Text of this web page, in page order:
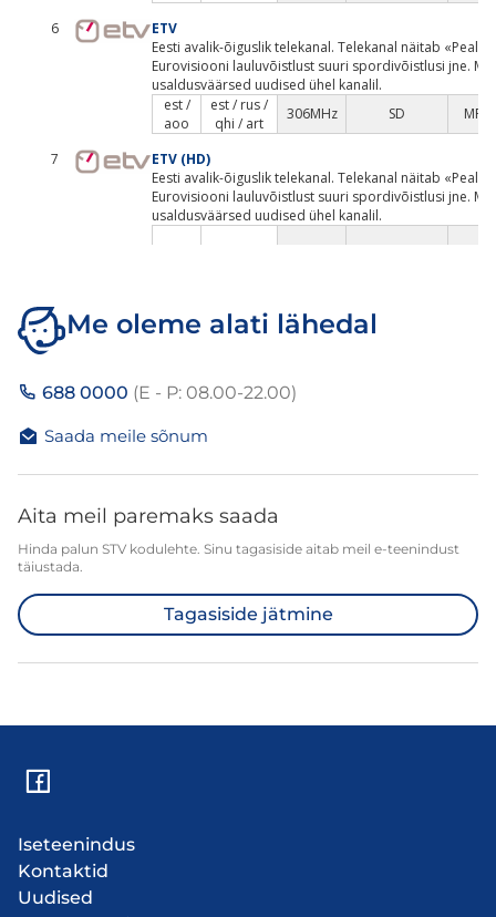
Me oleme alati lähedal
688 0000 (E - P: 08.00-22.00)
Saada meile sõnum
Aita meil paremaks saada
Hinda palun STV kodulehte. Sinu tagasiside aitab meil e-teenindust
täiustada.
Tagasiside jätmine
Iseteenindus
Kontaktid
Uudised